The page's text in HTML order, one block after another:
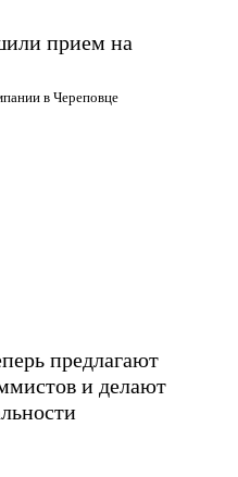
прием на
в Череповце
предлагают
и делают